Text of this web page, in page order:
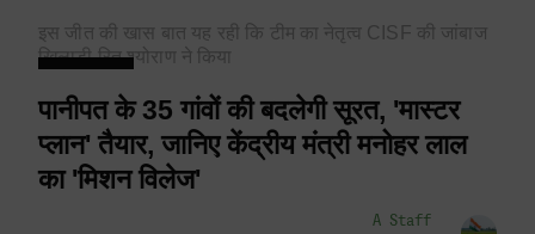
इस जीत की खास बात यह रही कि टीम का नेतृत्व CISF की जांबाज
खिलाड़ी रितु श्योराण ने किया
पानीपत के 35 गांवों की बदलेगी सूरत, 'मास्टर
प्लान' तैयार, जानिए केंद्रीय मंत्री मनोहर लाल
का 'मिशन विलेज'
A Staff